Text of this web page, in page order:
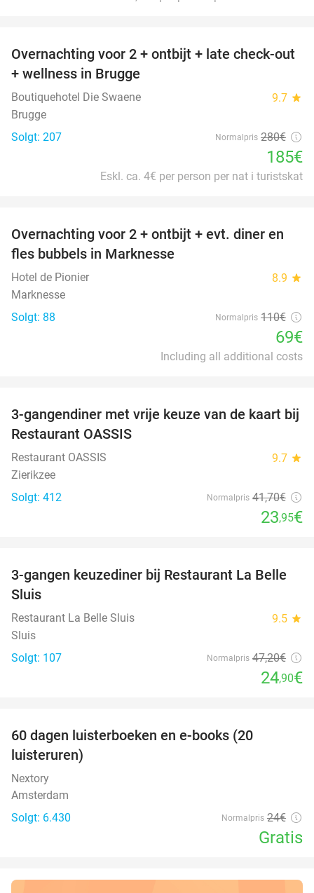
34%
Overnachting voor 2 + ontbijt + late check-out
+ wellness in Brugge
Boutiquehotel Die Swaene 9.7 star
Brugge
Solgt: 207
Normalpris 280€
185€
Eskl. ca. 4€ per person per nat i turistskat
37%
Overnachting voor 2 + ontbijt + evt. diner en
fles bubbels in Marknesse
Hotel de Pionier 8.9 star
Marknesse
Solgt: 88
Normalpris 110€
69€
Including all additional costs
43%
3-gangendiner met vrije keuze van de kaart bij
Restaurant OASSIS
Restaurant OASSIS 9.7 star
Zierikzee
Solgt: 412
Normalpris 41,70€
23,95€
47%
3-gangen keuzediner bij Restaurant La Belle
Sluis
Restaurant La Belle Sluis 9.5 star
Sluis
Solgt: 107
Normalpris 47,20€
24,90€
60 dagen luisterboeken en e-books (20
luisteruren)
Nextory
Amsterdam
Solgt: 6.430
Normalpris 24€
Gratis